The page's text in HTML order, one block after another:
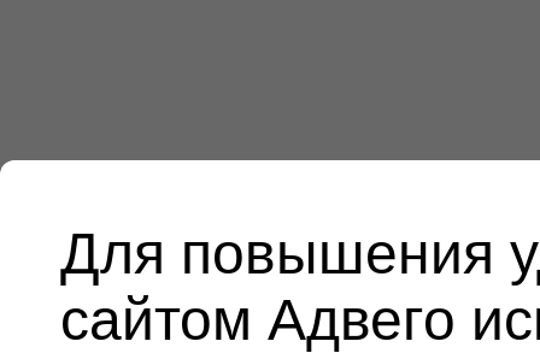
Для повышения
сайтом Адвего